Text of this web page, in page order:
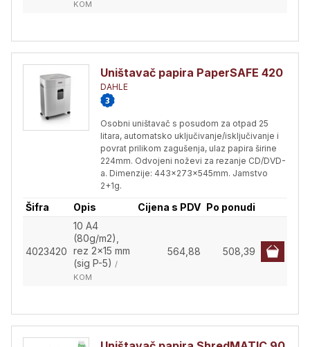
KOM
Uništavač papira PaperSAFE 420
DAHLE
Osobni uništavač s posudom za otpad 25
litara, automatsko uključivanje/isključivanje i
povrat prilikom zagušenja, ulaz papira širine
224mm. Odvojeni noževi za rezanje CD/DVD-
a. Dimenzije: 443x273x545mm. Jamstvo
2+1g.
Šifra Opis Cijena s PDV Po ponudi
4023420
10 A4
(80g/m2),
rez 2x15 mm
(sig P-5) /
KOM
564,88 508,39